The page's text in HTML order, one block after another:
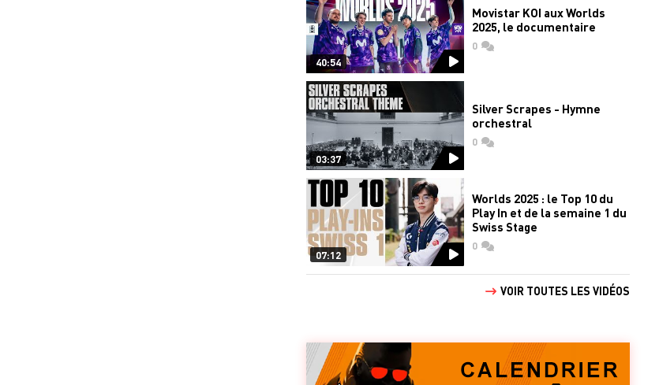
40:54
Movistar KOI aux Worlds
2025, le documentaire
0commentaires
03:37
Silver Scrapes - Hymne
orchestral
0commentaires
07:12
Worlds 2025 : le Top 10 du
Play In et de la semaine 1 du
Swiss Stage
0commentaires
VOIR TOUTES LES VIDÉOS